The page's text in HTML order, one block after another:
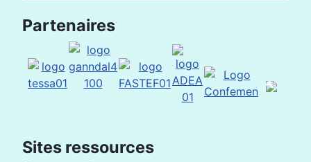
Partenaires
Sites ressources